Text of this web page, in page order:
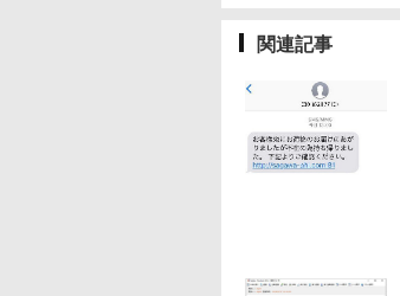
関連記事